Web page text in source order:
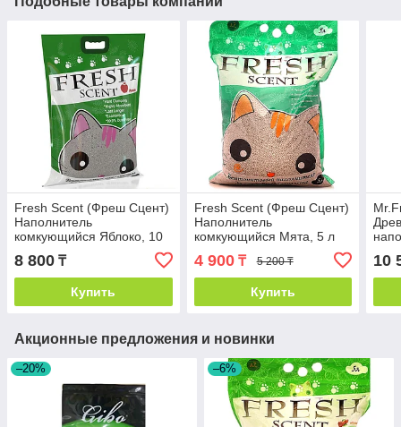
Fresh Scent (Фреш Сцент)
Наполнитель
комкующийся Яблоко, 10
8 800 ₸
Купить
Fresh Scent (Фреш Сцент)
Наполнитель
комкующийся Мята, 5 л
4 900₸ 5 200 ₸
Купить
л
10
Акционные предложения и новинки
–20% –6%